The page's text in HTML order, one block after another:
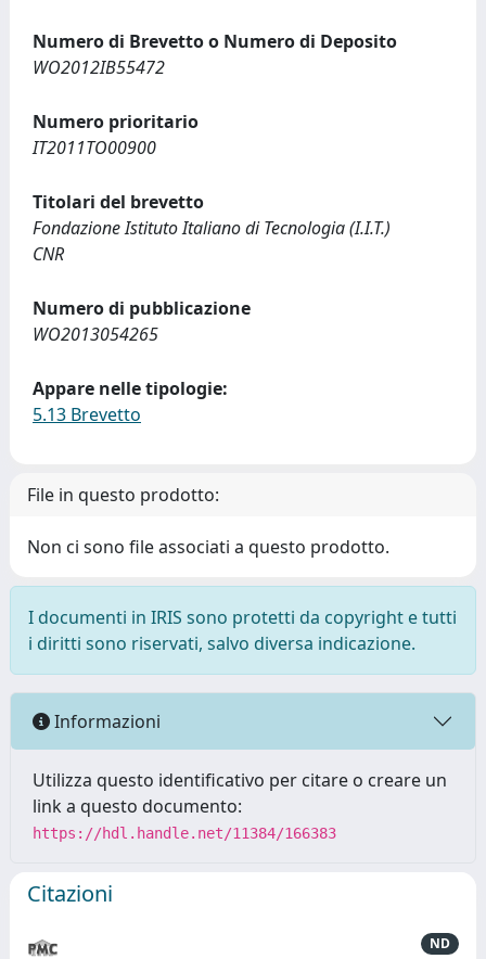
Numero di Brevetto o Numero di Deposito
WO2012IB55472
Numero prioritario
IT2011TO00900
Titolari del brevetto
Fondazione Istituto Italiano di Tecnologia (I.I.T.)
CNR
Numero di pubblicazione
WO2013054265
Appare nelle tipologie:
5.13 Brevetto
File in questo prodotto:
Non ci sono file associati a questo prodotto.
I documenti in IRIS sono protetti da copyright e tutti
i diritti sono riservati, salvo diversa indicazione.
Informazioni
Utilizza questo identificativo per citare o creare un
link a questo documento:
https://hdl.handle.net/11384/166383
Citazioni
ND